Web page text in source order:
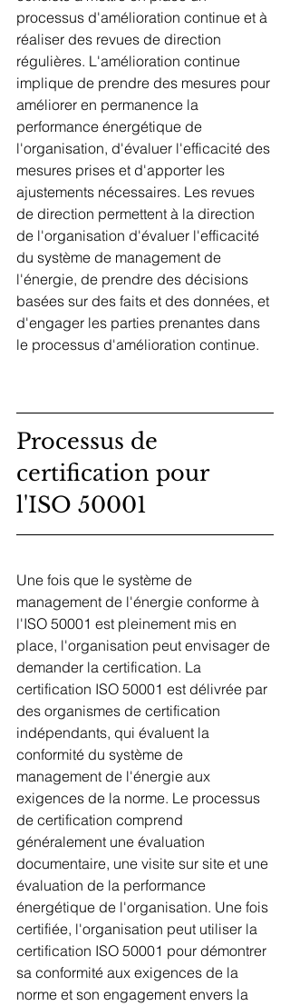
processus d'amélioration continue et à
réaliser des revues de direction
régulières. L'amélioration continue
implique de prendre des mesures pour
améliorer en permanence la
performance énergétique de
l'organisation, d'évaluer l'efficacité des
mesures prises et d'apporter les
ajustements nécessaires. Les revues
de direction permettent à la direction
de l'organisation d'évaluer l'efficacité
du système de management de
l'énergie, de prendre des décisions
basées sur des faits et des données, et
d'engager les parties prenantes dans
le processus d'amélioration continue.
Processus de
certification pour
l'ISO 50001
Une fois que le système de
management de l'énergie conforme à
l'ISO 50001 est pleinement mis en
place, l'organisation peut envisager de
demander la certification. La
certification ISO 50001 est délivrée par
des organismes de certification
indépendants, qui évaluent la
conformité du système de
management de l'énergie aux
exigences de la norme. Le processus
de certification comprend
généralement une évaluation
documentaire, une visite sur site et une
évaluation de la performance
énergétique de l'organisation. Une fois
certifiée, l'organisation peut utiliser la
certification ISO 50001 pour démontrer
sa conformité aux exigences de la
norme et son engagement envers la